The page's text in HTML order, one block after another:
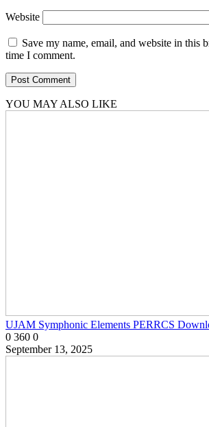
Website
Save my name, email, and website in this
time I comment.
YOU MAY ALSO LIKE
UJAM Symphonic Elements PERRCS
0 360 0
September 13, 2025